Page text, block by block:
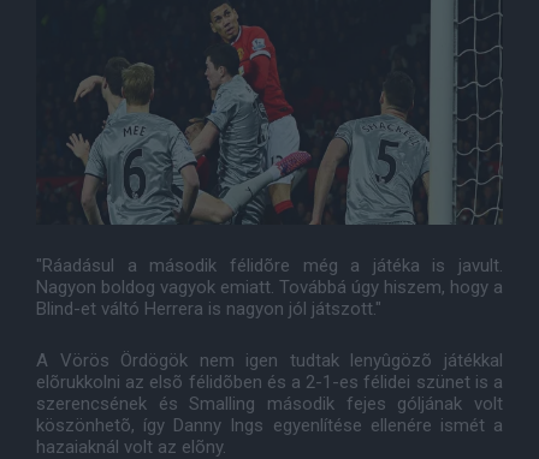
"Ráadásul a második félidõre még a játéka is javult.
Nagyon boldog vagyok emiatt. Továbbá úgy hiszem, hogy a
Blind-et váltó Herrera is nagyon jól játszott."
A Vörös Ördögök nem igen tudtak lenyûgözõ játékkal
elõrukkolni az elsõ félidõben és a 2-1-es félidei szünet is a
szerencsének és Smalling második fejes góljának volt
köszönhetõ, így Danny Ings egyenlítése ellenére ismét a
hazaiaknál volt az elõny.